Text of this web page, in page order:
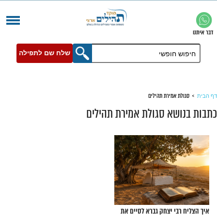
שלח שם לתפילה
תהילים
סגולת אמירת תהילים